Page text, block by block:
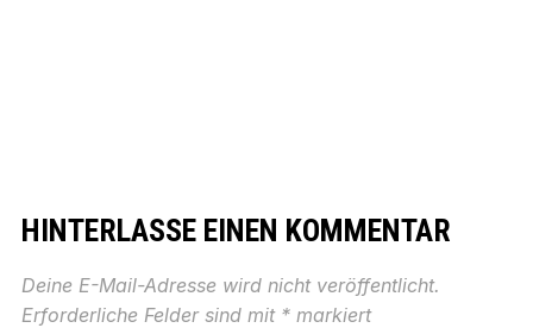
HINTERLASSE EINEN KOMMENTAR
Deine E-Mail-Adresse wird nicht veröffentlicht.
Erforderliche Felder sind mit *markiert